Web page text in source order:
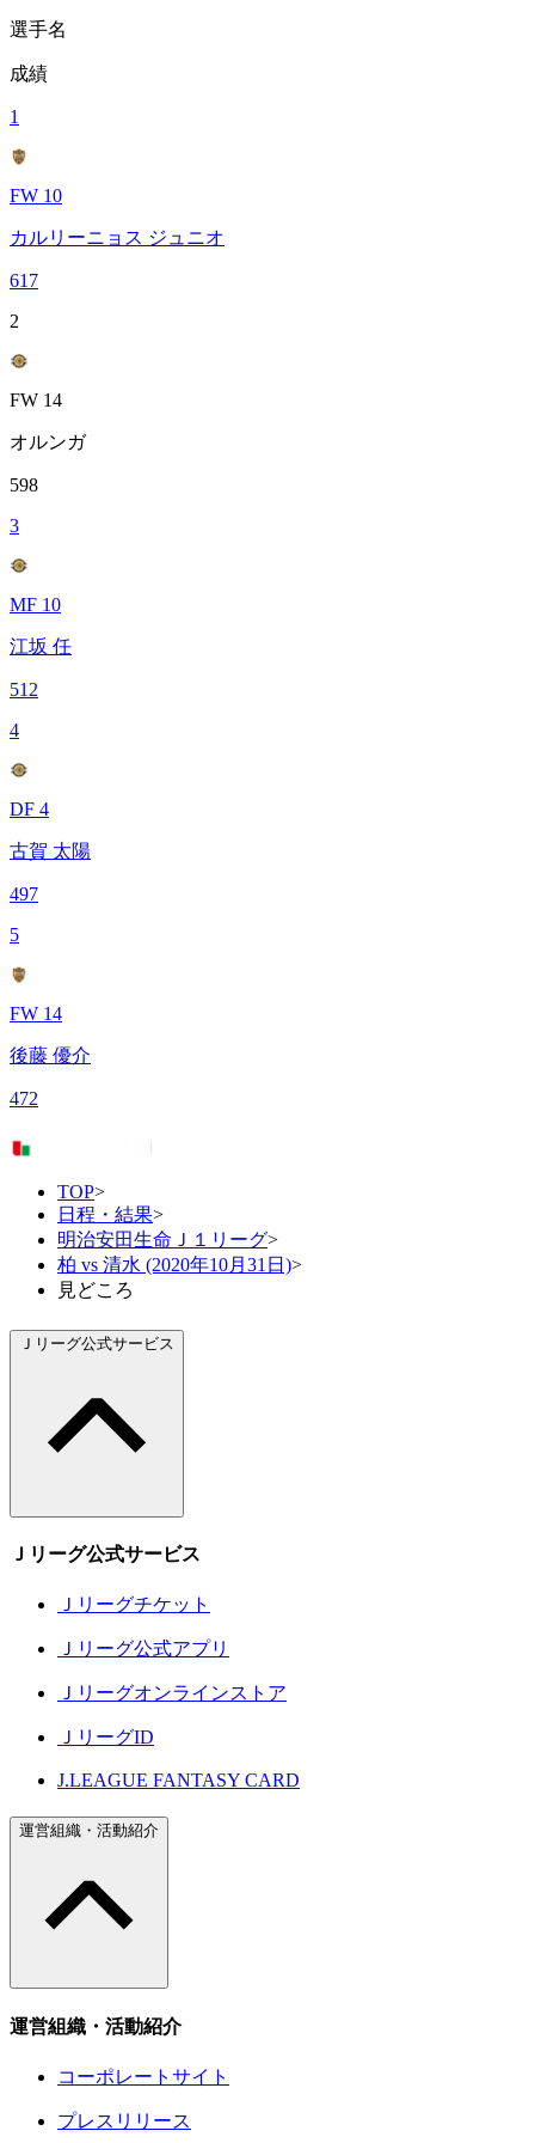
選手名
成績
1
FW 10
カルリーニョス ジュニオ
617
2
FW 14
オルンガ
598
3
MF 10
江坂 任
512
4
DF 4
古賀 太陽
497
5
FW 14
後藤 優介
472
TOP>
日程・結果>
明治安田生命Ｊ１リーグ>
柏 vs 清水 (2020年10月31日)>
見どころ
Ｊリーグ公式サービス
Ｊリーグ公式サービス
Ｊリーグチケット
Ｊリーグ公式アプリ
Ｊリーグオンラインストア
ＪリーグID
J.LEAGUE FANTASY CARD
運営組織・活動紹介
運営組織・活動紹介
コーポレートサイト
プレスリリース